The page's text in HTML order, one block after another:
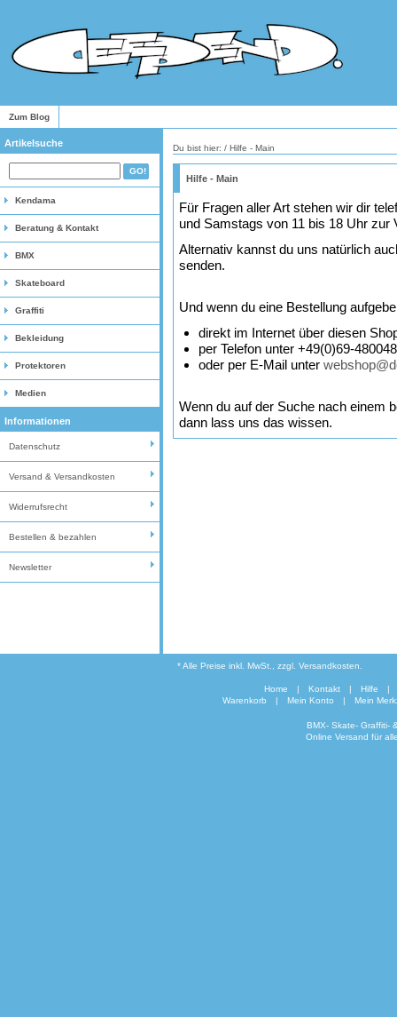
Zum Blog
Artikelsuche
Kendama
Beratung & Kontakt
BMX
Skateboard
Graffiti
Bekleidung
Protektoren
Medien
Informationen
Datenschutz
Versand & Versandkosten
Widerrufsrecht
Bestellen & bezahlen
Newsletter
Du bist hier: / Hilfe - Main
Hilfe - Main
Für Fragen aller Art stehen wir dir
und Samstags von 11 bis 18 Uhr zur
Alternativ kannst du uns natürlich
senden.
Und wenn du eine Bestellung
direkt im Internet über diesen
per Telefon unter +49(0)69-
oder per E-Mail unter
Wenn du auf der Suche nach einem
dann lass uns das wissen.
* Alle Preise inkl. MwSt., zzgl. Versandkosten.
Home | Kontakt | Hilfe
|
Warenkorb
| Mein Konto | Mein
BMX- Skate- Graffiti-
Online Versand für